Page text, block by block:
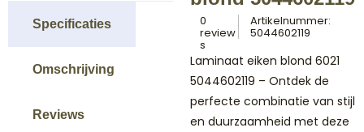
Specificaties
Omschrijving
Reviews
0
review
s
Artikelnummer:
5044602119
Laminaat eiken blond 6021
5044602119 – Ontdek de
perfecte combinatie van stijl
en duurzaamheid met deze